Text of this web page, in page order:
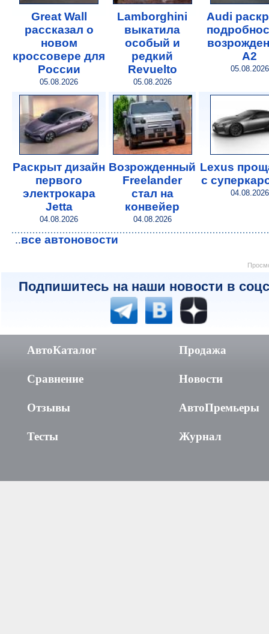
Great Wall
рассказал о
новом
кроссовере для
России
05.08.2026
Lamborghini
выкатила
особый и
редкий
Revuelto
05.08.2026
Audi
A2
05.08.2026
Раскрыт дизайн
первого
электрокара
Jetta
04.08.2026
Возрожденный
Freelander
стал на
конвейер
04.08.2026
Lexus
с
04.08.2026
..все автоновости
Подпишитесь на наши новости в
АвтоКаталог
Сравнение
Отзывы
Тесты
Продажа
Новости
АвтоПремьеры
Журнал